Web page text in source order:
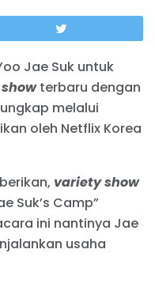
Jae Suk untuk
terbaru dengan
melalui
oleh Netflix Korea
variety show
Suk’s Camp”
ini nantinya Jae
usaha